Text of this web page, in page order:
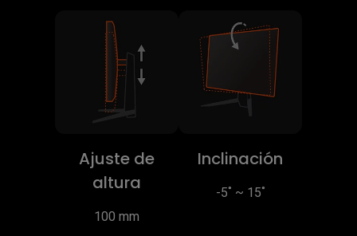
Ajuste de
altura
100 mm
Inclinación
-5˚ ~ 15˚